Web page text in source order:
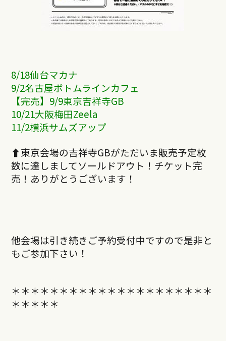
8/18仙台マカナ
9/2名古屋ボトムラインカフェ
【完売】9/9東京吉祥寺GB
10/21大阪梅田Zeela
11/2横浜サムズアップ
⬆︎東京会場の吉祥寺GBがただいま販売予定枚
数に達しましてソールドアウト！チケット完
売！ありがとうございます！
他会場は引き続きご予約受付中ですので是非と
もご参加下さい！
＊＊＊＊＊＊＊＊＊＊＊＊＊＊＊＊＊＊＊＊＊
＊＊＊＊＊